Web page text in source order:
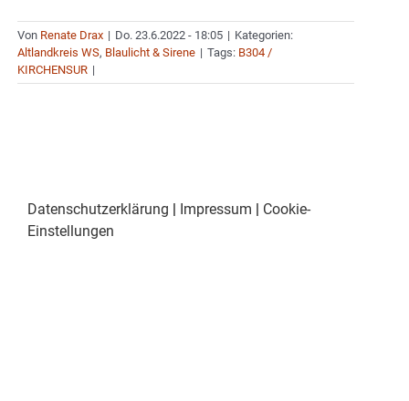
Von Renate Drax | Do. 23.6.2022 - 18:05 | Kategorien:
Altlandkreis WS, Blaulicht & Sirene | Tags: B304 /
KIRCHENSUR |
Datenschutzerklärung Impressum
Cookie-
Einstellungen